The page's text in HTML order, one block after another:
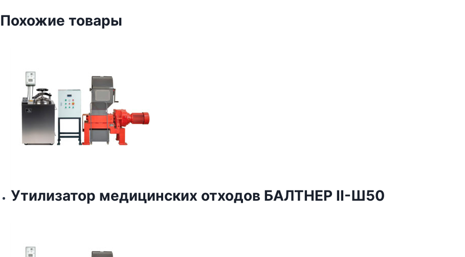
Похожие товары
Утилизатор медицинских отходов БАЛТНЕР II-Ш50